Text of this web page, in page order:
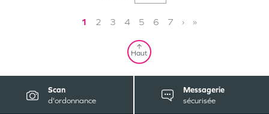
1 2 3 4 5 6 7 › »
Haut
Scan
d'ordonnance
Messagerie
sécurisée